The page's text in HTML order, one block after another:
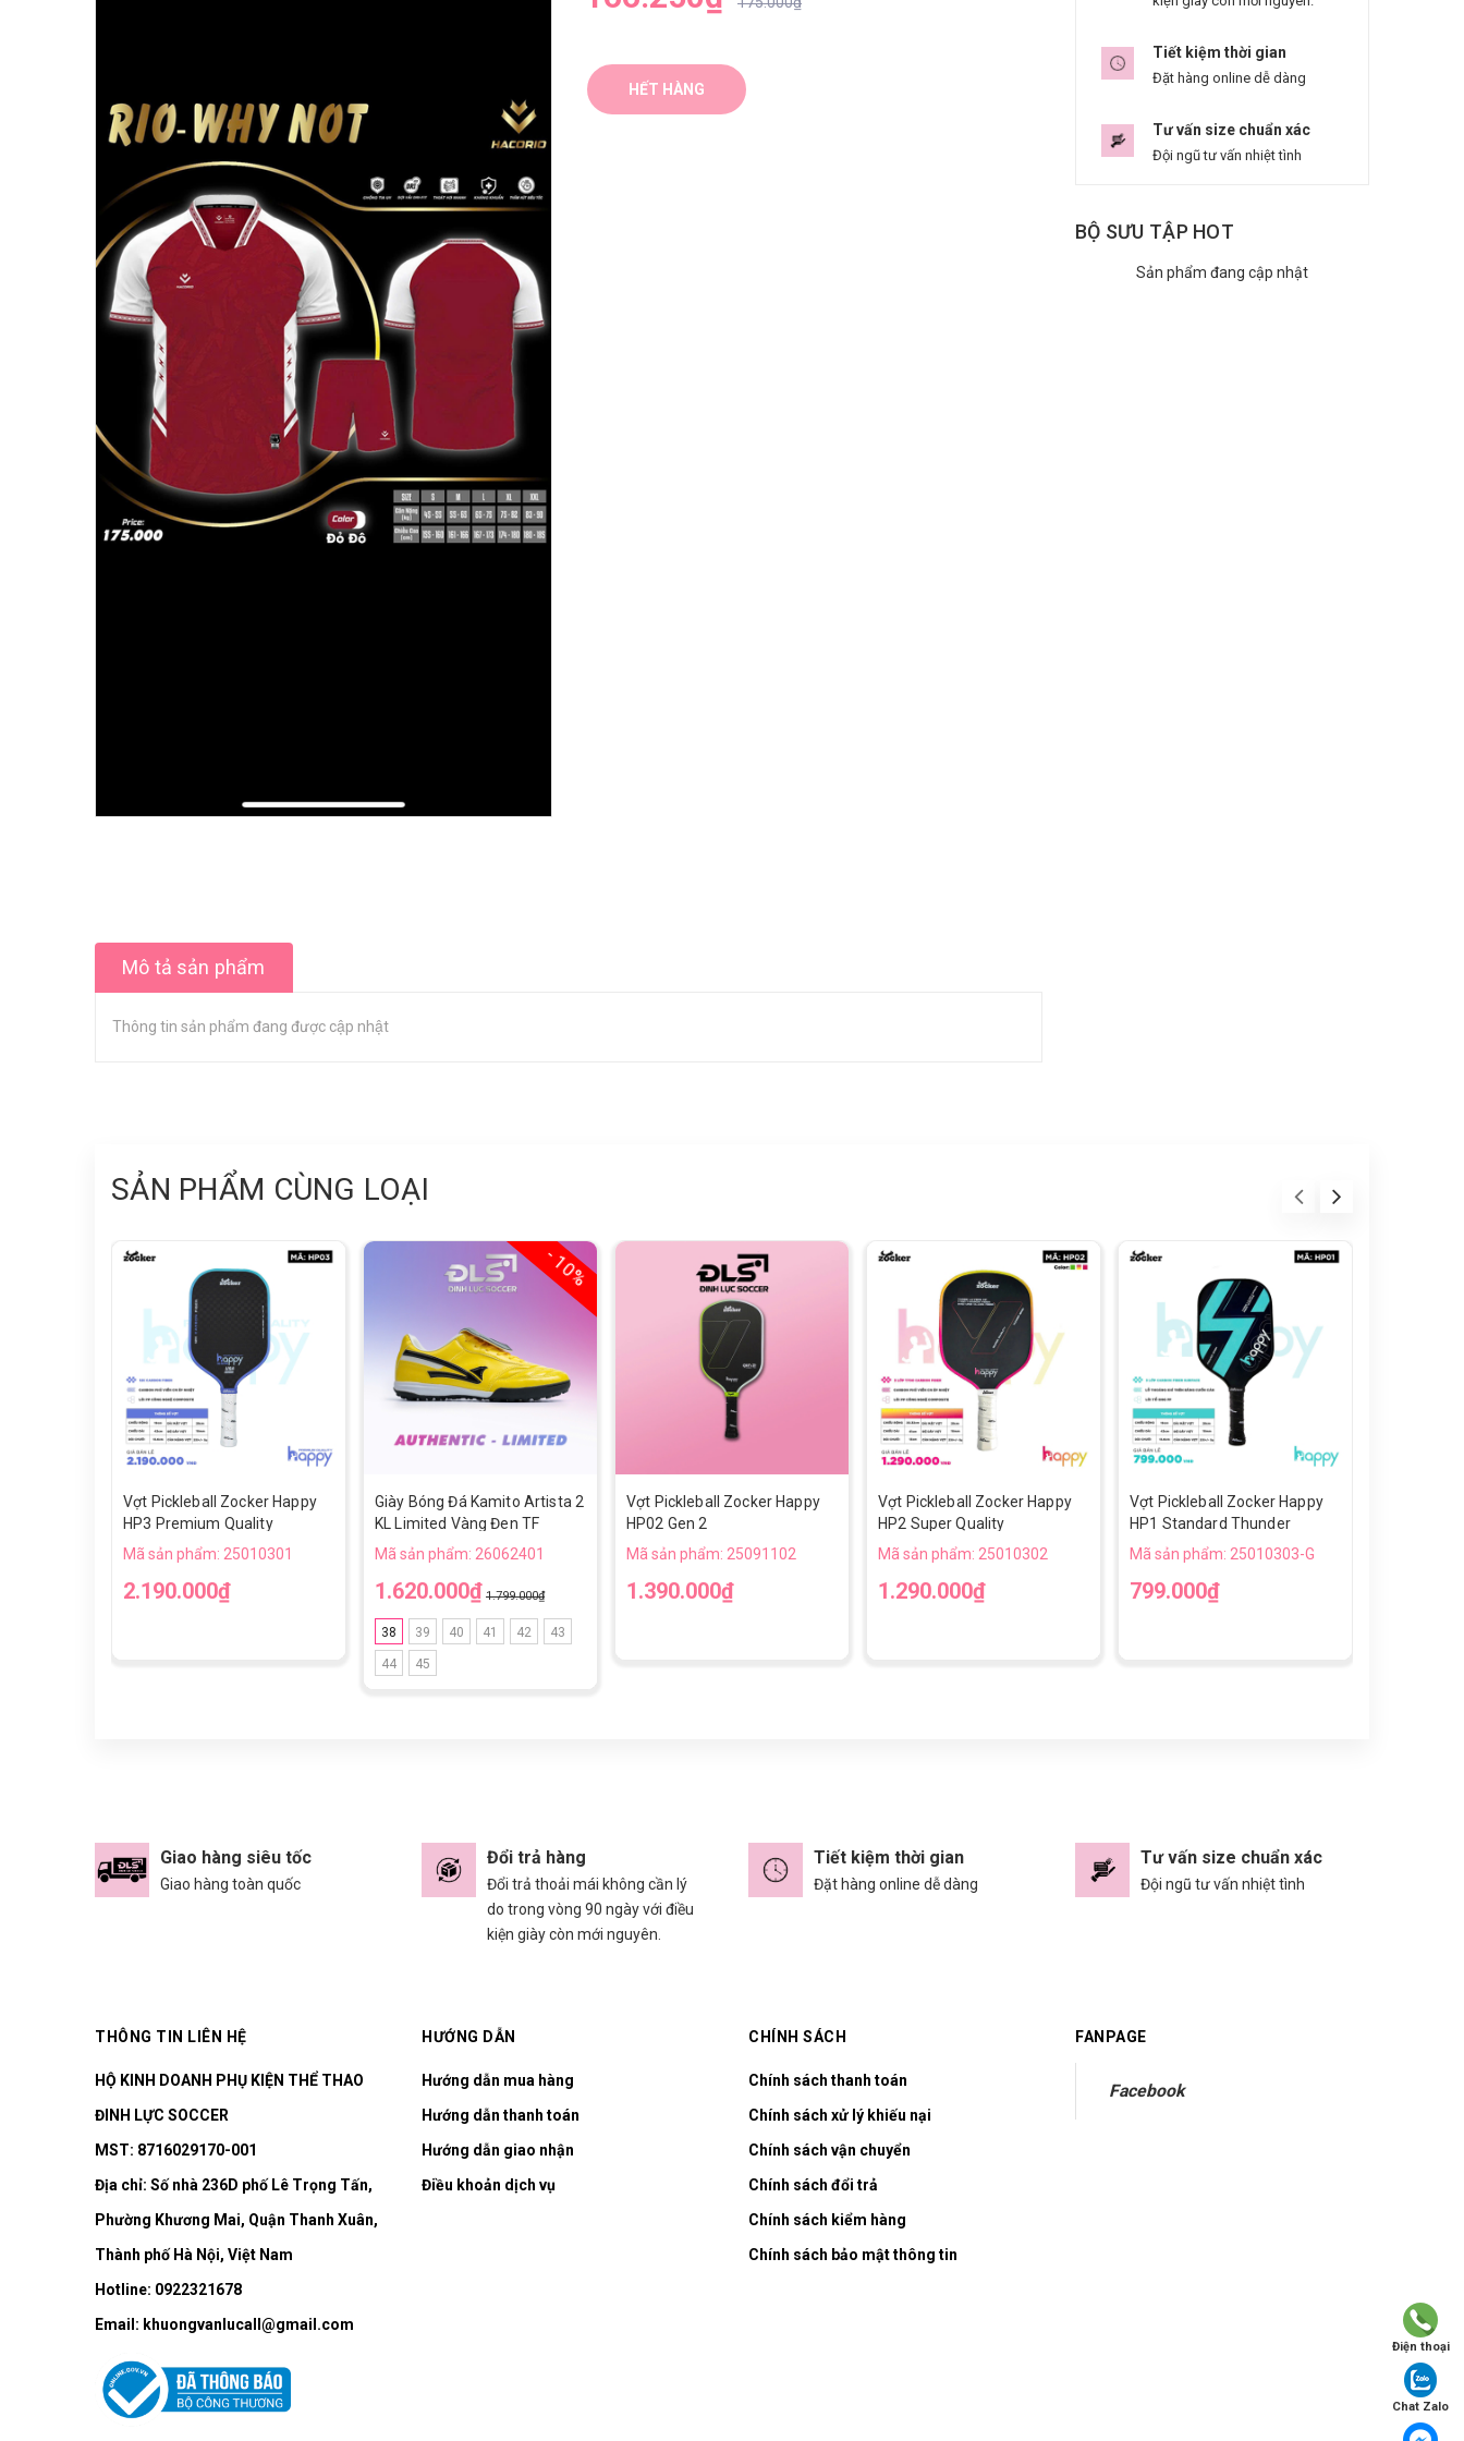
HẾT HÀNG
Mô tả sản phẩm
Thông tin sản phẩm đang được cập nhật
Tiết kiệm thời gian
Đặt hàng online dễ dàng
Tư vấn size chuẩn xác
Đội ngũ tư vấn nhiệt tình
BỘ SƯU TẬP HOT
Sản phẩm đang cập nhật
SẢN PHẨM CÙNG LOẠI
Vợt Pickleball Zocker Happy
HP3 Premium Quality
Mã sản phẩm: 25010301
2.190.000₫
- 10%
Giày Bóng Đá Kamito Artista 2
KL Limited Vàng Đen TF
Mã sản phẩm: 26062401
1.620.000₫ 1.799.000₫
38 39 40 41 42 43
44 45
Vợt Pickleball Zocker Happy
HP02 Gen 2
Mã sản phẩm: 25091102
1.390.000₫
Vợt Pickleball Zocker Happy
HP2 Super Quality
Mã sản phẩm: 25010302
1.290.000₫
Vợt Pickleball Zocker Happy
HP1 Standard Thunder
Mã sản phẩm: 25010303-G
799.000₫
Giao hàng siêu tốc
Giao hàng toàn quốc
Đổi trả hàng
Đổi trả thoải mái không cần lý
do trong vòng 90 ngày với điều
kiện giày còn mới nguyên.
Tiết kiệm thời gian
Đặt hàng online dễ dàng
Tư vấn size chuẩn xác
Đội ngũ tư vấn nhiệt tình
THÔNG TIN LIÊN HỆ
HỘ KINH DOANH PHỤ KIỆN THỂ THAO
ĐINH LỰC SOCCER
MST: 8716029170-001
Địa chỉ: Số nhà 236D phố Lê Trọng Tấn,
Phường Khương Mai, Quận Thanh Xuân,
Thành phố Hà Nội, Việt Nam
Hotline: 0922321678
Email: khuongvanlucall@gmail.com
HƯỚNG DẪN
Hướng dẫn mua hàng
Hướng dẫn thanh toán
Hướng dẫn giao nhận
Điều khoản dịch vụ
CHÍNH SÁCH
Chính sách thanh toán
Chính sách xử lý khiếu nại
Chính sách vận chuyển
Chính sách đổi trả
Chính sách kiểm hàng
Chính sách bảo mật thông tin
FANPAGE
Facebook
Điện thoại
Chat Zalo